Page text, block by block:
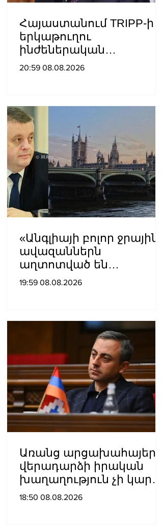
Հայաստանում TRIPP-ի
երկաթուղու
ինժեներական
ուսումնասիրություններ
20:59 08.08.2026
«Անգլիայի բոլոր ջրային
ավազաններն
աղտոտված են
թունավոր քիմիական
19:59 08.08.2026
Առանց արցախահայերի
վերադարձի իրական
խաղաղություն չի կարող
լինել․ Սաղաթելյան
18:50 08.08.2026